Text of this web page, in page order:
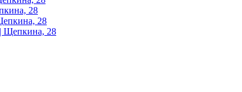
28
28
Щепкина, 28